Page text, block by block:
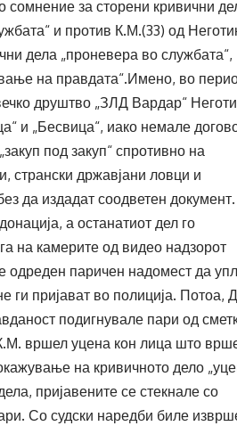
за сторени кривични
и против К.М.(33) од
дела „проневера во службата“,
на правдата“.Имено, во
друштво „ЗЛД Вардар“
и „Бесвица“, иако немале
под закуп“ спротивно на
странски државјани ловци и
да издадат соодветен
а останатиот дел го
на камерите од видео надзорот
паричен надомест да
ги пријават во полиција. Потоа,
подигнувале пари од
вршел уцена кон лица што
на кривичното дело
пријавените се стекнале со
Со судски наредби биле